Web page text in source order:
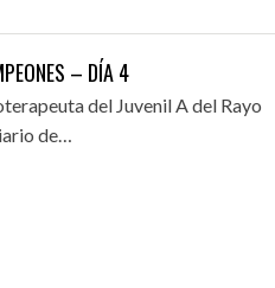
31/07/2026
– DÍA 4
del Juvenil A del Rayo
de…